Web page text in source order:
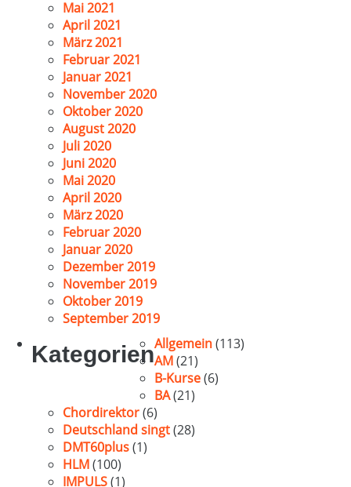
Mai 2021
April 2021
März 2021
Februar 2021
Januar 2021
November 2020
Oktober 2020
August 2020
Juli 2020
Juni 2020
Mai 2020
April 2020
März 2020
Februar 2020
Januar 2020
Dezember 2019
November 2019
Oktober 2019
September 2019
KategorienAllgemein(113)
AM(21)
B-Kurse(6)
BA(21)
Chordirektor(6)
Deutschland singt(28)
DMT60plus(1)
HLM(100)
IMPULS(1)